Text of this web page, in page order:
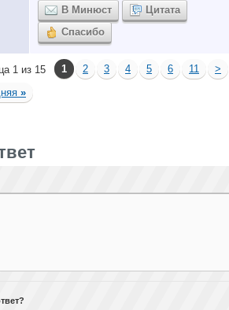
В Минюст
Цитата
Спасибо
1 из 15 1 2 3 4 5 6 11
>
»